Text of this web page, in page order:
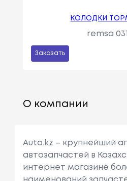
КОЛОДКИ
remsa
Заказать
О компании
Auto.kz – крупнейший
автозапчастей в
интернет магазине